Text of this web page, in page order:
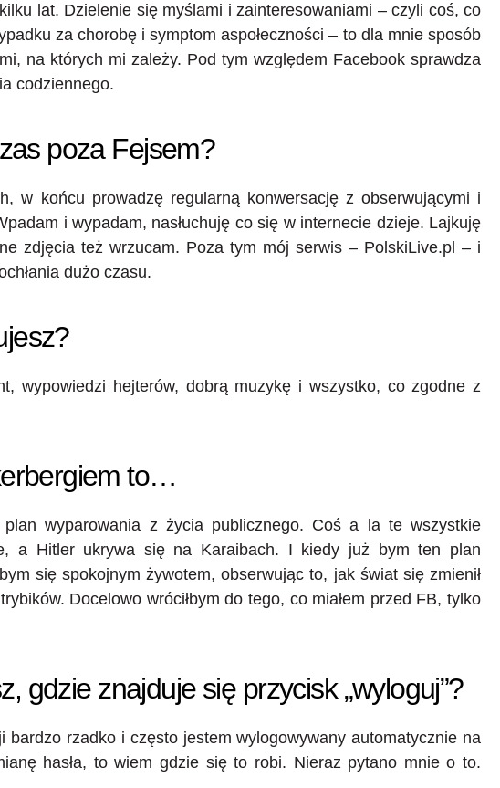
lat. Dzielenie się myślami i zainteresowaniami – czyli coś, co
za chorobę i symptom aspołeczności – to dla mnie sposób
na których mi zależy. Pod tym względem Facebook sprawdza
codziennego.
poza Fejsem?
w końcu prowadzę regularną konwersację z obserwującymi i
i wypadam, nasłuchuję co się w internecie dzieje. Lajkuję
zdjęcia też wrzucam. Poza tym mój serwis – PolskiLive.pl – i
dużo czasu.
wypowiedzi hejterów, dobrą muzykę i wszystko, co zgodne z
to…
wyparowania z życia publicznego. Coś a la te wszystkie
a Hitler ukrywa się na Karaibach. I kiedy już bym ten plan
się spokojnym żywotem, obserwując to, jak świat się zmienił
Docelowo wróciłbym do tego, co miałem przed FB, tylko
gdzie znajduje się przycisk „wyloguj”?
bardzo rzadko i często jestem wylogowywany automatycznie na
hasła, to wiem gdzie się to robi. Nieraz pytano mnie o to.